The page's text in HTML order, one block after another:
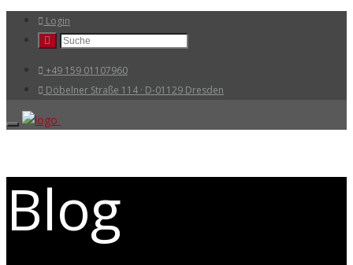
Login
+49 159 01107960
Döbelner Straße 114 · D-01129 Dresden
Blog